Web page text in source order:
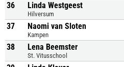
36 Linda Westgeest
Hilversum
37 Naomi van Sloten
Kampen
38 Lena Beemster
St. Vitusschool